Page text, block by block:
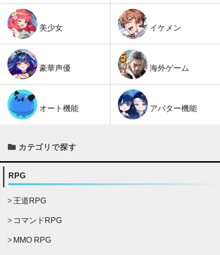
美少女 イケメン
豪華声優 海外ゲーム
オート機能 アバター機能
カテゴリで探す
RPG
王道RPG
コマンドRPG
MMO RPG